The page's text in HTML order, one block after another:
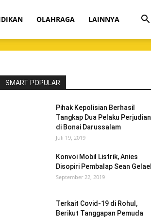
OLAHRAGA LAINNYA
SMART POPULAR
Pihak Kepolisian Berhasil
Tangkap Dua Pelaku Perjudian
di Bonai Darussalam
Juli 19, 2019
Konvoi Mobil Listrik, Anies
Disopiri Pembalap Sean Gelael
September 22, 2019
Terkait Covid-19 di Rohul,
Berikut Tanggapan Pemuda